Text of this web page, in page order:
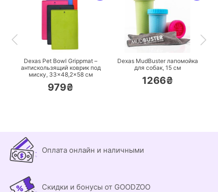
ПЕРЕЙТИ
Dexas Pet Bowl Grippmat –
антискользящий коврик под
миску, 33×48,2×58 см
979₴
ПЕРЕЙТИ
Dexas MudBuster лапомойка
для собак, 15 см
1266₴
Оплата онлайн и наличными
Скидки и бонусы от GOODZOO